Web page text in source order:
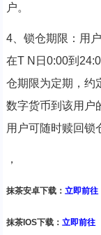
户。
4、锁仓期限：用
在T N日0:00到
仓期限为定期，约
数字货币到该用户
用户可随时赎回锁
，
抹茶安卓下载： 立即前往
抹茶IOS下载： 立即前往